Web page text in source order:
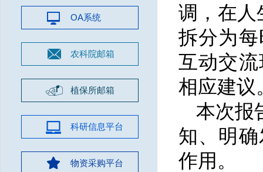
OA系统
农科院邮箱
植保所邮箱
科研信息平台
物资采购平台
调，在人
拆分为
互动交
相应建议
本次报
知、明
作用。